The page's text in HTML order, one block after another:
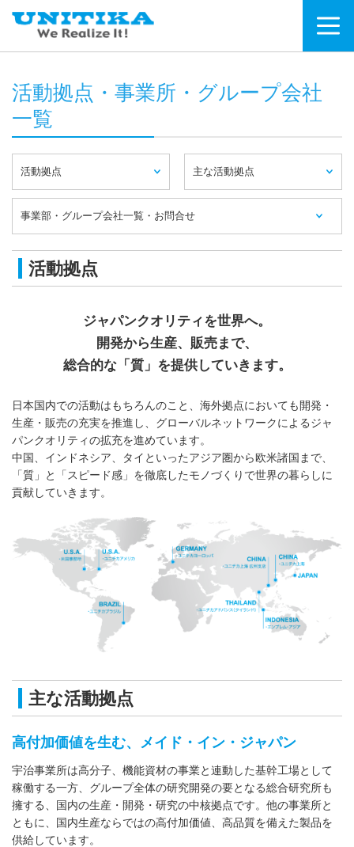
活動拠点・事業所・グループ会社
一覧
活動拠点 主な活動拠点
事業部・グループ会社一覧・お問合せ
活動拠点
ジャパンクオリティを世界へ。
開発から生産、販売まで、
総合的な「質」を提供していきます。
日本国内での活動はもちろんのこと、海外拠点においても開発・
生産・販売の充実を推進し、グローバルネットワークによるジャ
パンクオリティの拡充を進めています。
中国、インドネシア、タイといったアジア圏から欧米諸国まで、
「質」と「スピード感」を徹底したモノづくりで世界の暮らしに
貢献していきます。
主な活動拠点
高付加価値を生む、メイド・イン・ジャパン
宇治事業所は高分子、機能資材の事業と連動した基幹工場として
稼働する一方、グループ全体の研究開発の要となる総合研究所も
擁する、国内の生産・開発・研究の中核拠点です。他の事業所と
ともに、国内生産ならではの高付加価値、高品質を備えた製品を
供給しています。